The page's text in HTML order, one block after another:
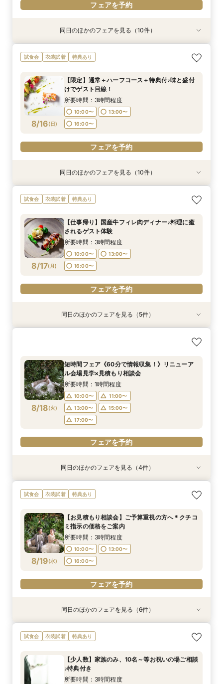
フェアを予約
衣装試着 特典あり
8/15(土)
【当館1番人気】両親に定評の季節のハーフコー
ス試食♪特典付き
10:00〜
13:00〜
16:00〜
フェアを予約
8/15(土)
【ハワイ＆沖縄 ウェディング相談会】リゾート
挙式フェア
10:00〜
フェアを予約
8/15(土)
【資料請求随時承り中！】ブライダルフェアのご
予約はこちら！
10:00〜 13:00〜
フェアを予約
8/15(土)
【フォトPLAN】フォトウエディング相談フェア
♪
11:00〜
14:00〜
17:00〜
フェアを予約
衣装試着 特典あり
8/15(土)
【限定】通常＋ハーフコース＋特典付♪味と盛付
けでゲスト目線！
10:00〜
13:00〜
16:00〜
フェアを予約
衣装試着 特典あり
8/15(土)
【マタニティ&パパママキッズ婚】準備から当日
まで安心サポート
10:00〜
13:00〜
16:00〜
フェアを予約
衣装試着
8/15(土)
＼土曜限定／季節のハーフコース贅沢試食付き
フェア♪
10:00〜
13:00〜
16:00〜
フェアを予約
8/15(土)
【チャペル重視の方向け】緑と自然光に包まれる
幻想的空間を体験＊
10:00〜
11:30〜
13:00〜
14:30〜
16:00〜
8/15(土)
短時間フェア《60分で情報収集！》リニューア
ル会場見学×見積もり相談会
10:00〜
11:00〜
13:00〜
15:00〜
17:00〜
8/15(土)
【8月のご予約がお得◎】絶品贅沢コース無料試
食&館内ご案内
10:00〜
13:00〜
16:00〜
フェアを予約
同日のほかのフェアを見る（10件）
試食会 衣装試着 特典あり
8/16(日)
【限定】通常＋ハーフコース＋特典付♪味と盛付
けでゲスト目線！
所要時間：3時間程度
10:00〜
13:00〜
16:00〜
フェアを予約
衣装試着 特典あり
8/16(日)
【当館1番人気】両親に定評の季節のハーフコー
ス試食♪特典付き
10:00〜
13:00〜
16:00〜
フェアを予約
8/16(日)
【ハワイ＆沖縄 ウェディング相談会】リゾート
挙式フェア
10:00〜
フェアを予約
8/16(日)
【資料請求随時承り中！】ブライダルフェアのご
予約はこちら！
10:00〜 13:00〜
フェアを予約
8/16(日)
【フォトPLAN】フォトウエディング相談フェア
♪
11:00〜
14:00〜
17:00〜
フェアを予約
衣装試着 特典あり
8/16(日)
【マタニティ&パパママキッズ婚】準備から当日
まで安心サポート
10:00〜
13:00〜
16:00〜
フェアを予約
8/16(日)
【初見学大歓迎！】気軽に会場見学×何でも相談
会☆
10:00〜
11:30〜
13:00〜
14:30〜
16:00〜
8/16(日)
【チャペル重視の方向け】緑と自然光に包まれる
幻想的空間を体験＊
10:00〜
11:30〜
13:00〜
14:30〜
16:00〜
8/16(日)
短時間フェア《60分で情報収集！》リニューア
ル会場見学×見積もり相談会
10:00〜
11:00〜
13:00〜
15:00〜
17:00〜
衣装試着 特典あり
8/16(日)
【お見積もり相談会】ご予算重視の方へ＊クチコ
ミ指示の価格をご案内
10:00〜
13:00〜
16:00〜
フェアを予約
8/16(日)
【8月のご予約がお得◎】絶品贅沢コース無料試
食&館内ご案内
10:00〜
13:00〜
16:00〜
フェアを予約
同日のほかのフェアを見る（10件）
試食会 衣装試着 特典あり
8/17(月)
【仕事帰り】国産牛フィレ肉ディナー♪料理に癒
されるゲスト体験
所要時間：3時間程度
10:00〜
13:00〜
16:00〜
フェアを予約
衣装試着 特典あり
8/17(月)
【式場おススメ♪】来館特典無料4品試食＋ランク
10:00〜
13:00〜
16:00〜
フェアを予約
衣装試着 特典あり
8/17(月)
【徒歩0分】立地悩み解消《両家各１台送迎バス
10:00〜
13:00〜
16:00〜
フェアを予約
8/17(月)
【ハワイ＆沖縄 ウェディング相談会】リゾート
10:00〜
フェアを予約
8/17(月)
【フォトPLAN】フォトウエディング相談フェア
11:00〜
14:00〜
17:00〜
フェアを予約
衣装試着 特典あり
8/17(月)
【少人数】家族のみ、10名～等お祝いの場ご相談
10:00〜
13:00〜
16:00〜
フェアを予約
同日のほかのフェアを見る（5件）
8/18(火)
短時間フェア《60分で情報収集！》リニューア
ル会場見学×見積もり相談会
所要時間：1時間程度
10:00〜
11:00〜
13:00〜
15:00〜
17:00〜
フェアを予約
8/18(火)
【ハワイ＆沖縄 ウェディング相談会】リゾート
挙式フェア
10:00〜
フェアを予約
8/18(火)
【資料請求随時承り中！】ブライダルフェアのご
予約はこちら！
10:00〜 13:00〜
フェアを予約
8/18(火)
【初見学大歓迎！】気軽に会場見学×何でも相談
会☆
10:00〜
11:30〜
13:00〜
14:30〜
16:00〜
8/18(火)
【チャペル重視の方向け】緑と自然光に包まれる
幻想的空間を体験＊
10:00〜
11:30〜
13:00〜
14:30〜
16:00〜
同日のほかのフェアを見る（4件）
試食会 衣装試着 特典あり
8/19(水)
【お見積もり相談会】ご予算重視の方へ＊クチコ
ミ指示の価格をご案内
所要時間：3時間程度
10:00〜
13:00〜
16:00〜
フェアを予約
衣装試着 特典あり
8/19
【式場おススメ♪】来館特典無料4品試食＋ランク
UP特典贈呈！
10:00〜
16:00〜
衣装試着 特典あり
8/19
【徒歩0分】立地悩み解消《両家各１台送迎バス
無料付》相談会♪
10:00〜
16:00〜
衣装試着 特典あり
8/19
【初見学に】本番さながらの盛付やお皿の試食４
品＆挙式見学
10:00〜
16:00〜
8/19
【フォトPLAN】フォトウエディング相談フェア
♪
11:00〜
17:00〜
8/19
【初見学大歓迎！】気軽に会場見学×何でも相談
会☆
10:00〜
13:00〜
14:30〜
8/19
【チャペル重視の方向け】緑と自然光に包まれる
幻想的空間を体験＊
10:00〜
13:00〜
14:30〜
同日のほかのフェアを見る（6件）
試食会 衣装試着 特典あり
【少人数】家族のみ、10名～等お祝いの場ご相談
♪特典付き
所要時間：3時間程度